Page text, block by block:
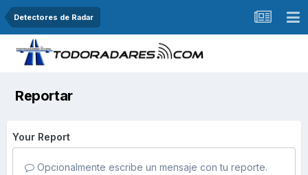
Detectores de Radar
Reportar
Your Report
Opcionalmente escribe un mensaje con tu reporte.